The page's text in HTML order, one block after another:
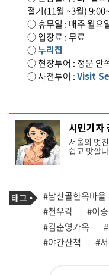
절기(11월 ~3월)
○ 휴무일 : 매주 월요
○ 입장료 : 무료
○누리집
○ 현장투어 : 정문 안
○ 사전투어 :Visit
기
사
작
성
자
프
필
시민기자
서울의 멋
쉽고 맛깔
기
사
관
련
태
그
태
그
#남산골한옥마을
#천우각
#이
#김춘영가옥
#야간산책
#